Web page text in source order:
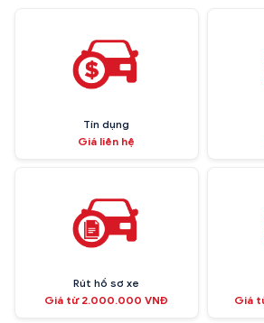
Tín dụng
Giá liên hệ
Rút hồ sơ xe
Giá từ 2.000.000 VNĐ
Giá